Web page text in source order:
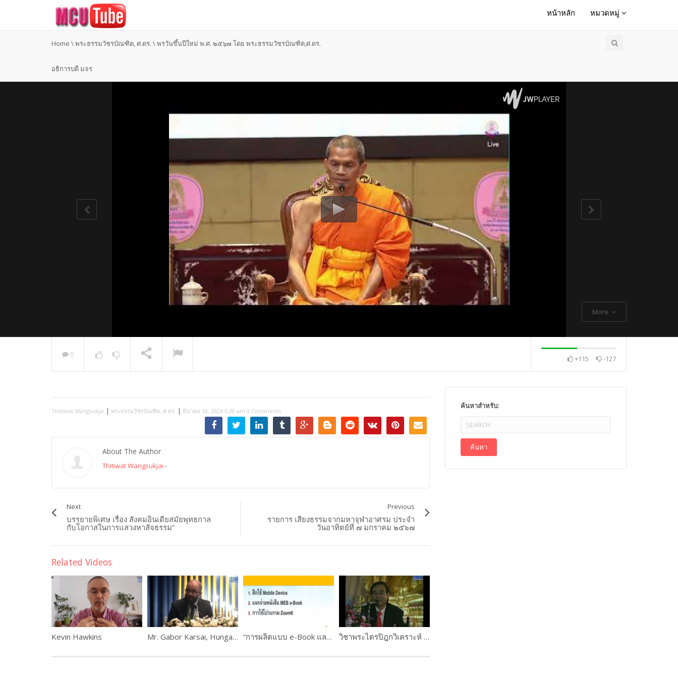
หน้าหลัก หมวดหมู่
Home \พระธรรมวัชรบัณฑิต, ศ.ดร. \พรวันขึ้นปีใหม่ พ.ศ. ๒๕๖๗ โดย พระธรรมวัชรบัณฑิต,ศ.ดร.
อธิการบดี มจร
More
Most Ven Dr. Thch Quang
0 +115 -127
Thitiwat Wangsukjai | พระธรรมวัชรบัณฑิต, ศ.ดร. | มีนาคม 18, 2024 6:20 am 0 Comments
About The Author
Thitiwat Wangsukjai -
Next
บรรยายพิเศษ เรื่อง สังคมอินเดียสมัยพุทธกาล
กับโอกาสในการแสวงหาสัจธรรม”
Previous
รายการ เสียงธรรมจากมหาจุฬาอาศรม ประจำ
วันอาทิตย์ที่ ๗ มกราคม ๒๕๖๗
Related Videos
Kevin Hawkins Mr. Gabor Karsai, Hungary “การผลิตแบบ e-Book และการใช้งานระบบ M-Learning ” ดร.เกษม แสงนนท์ และคณะ WORKSHOP 1 PART #3 วิชาพระไตรปิฎกวิเคราะห์ โดยอาจารย์เสฐียรพงษ์ วรรณปก ตอนที่ 1
ค้นหาสำหรับ: